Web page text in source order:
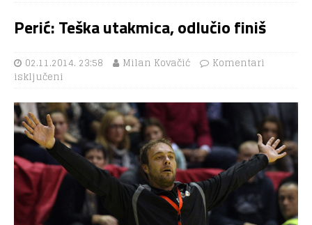
Perić: Teška utakmica, odlučio finiš
02.11.2014. 23:58 Milan Kovačić
Komentari
isključeni